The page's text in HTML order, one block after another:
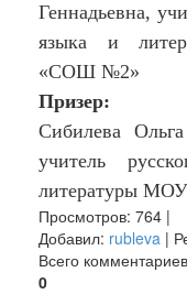
Геннадьевна,
языка и
«СОШ №2»
Призер:
Сибилева
учитель
литературы
Просмотров: 764 |
Добавил: rubleva |
Всего комментариев
0